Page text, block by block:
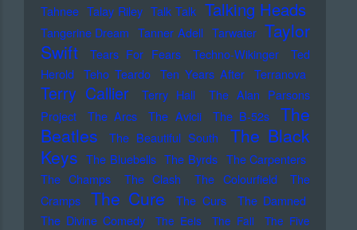
Tahnee Talay Riley Talk Talk Talking Heads
Tangerine Dream Tanner Adell Tarwater Taylor
Swift
Tears For Fears Techno-Wikinger
Ted
Herold
Teho Teardo Ten Years After Terranova
Terry Callier Terry Hall
The Alan Parsons
Project
The Arcs The Avicii The B-52s
The
Beatles
The Beautiful South
The Black
Keys The Bluebells The Byrds The Carpenters
The Champs
The Clash The Colourfield
The
Cramps
The Cure The Curs
The Damned
The Divine Comedy
The Eels The Fall
The Five